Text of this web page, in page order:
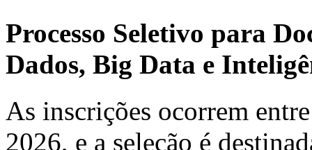
Processo Seletivo para
Dados, Big Data e
As inscrições ocorrem
2026, e a seleção é